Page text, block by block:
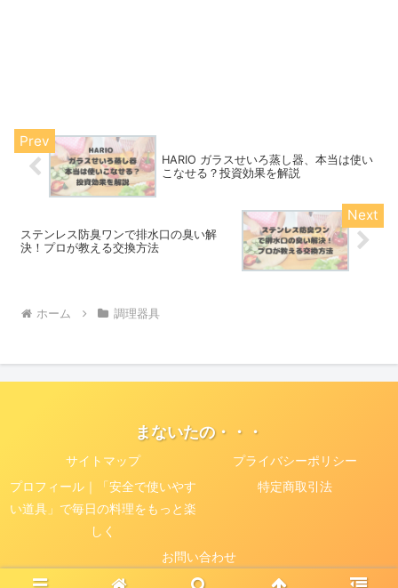
HARIO ガラスせいろ蒸し器、本当は使い
こなせる？投資効果を解説
ステンレス防臭ワンで排水口の臭い解
決！プロが教える交換方法
ホーム 調理器具
まないたの・・・
サイトマップ
プライバシーポリシー
プロフィール｜「安全で使いやす
い道具」で毎日の料理をもっと楽
しく
特定商取引法
お問い合わせ